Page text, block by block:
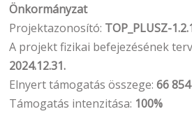
Önkormányzat
Projektazonosító: TOP_PLUSZ-
A projekt fizikai befejezésének
2024.12.31.
Elnyert támogatás összege:66
Támogatás intenzitása: 100%